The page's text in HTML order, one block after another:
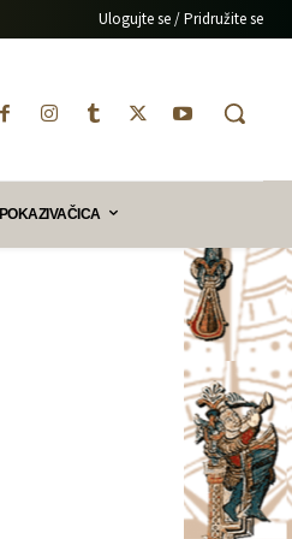
Ulogujte se / Pridružite se
POKAZIVAČICA